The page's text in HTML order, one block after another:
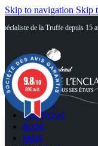
Skip to navigation Skip
de la Truffe depuis
ACCUEIL
BOUTIQUE
BLOG
FAQS
9.8/10
890 avis